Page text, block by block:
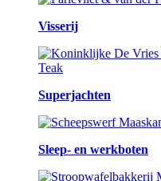
Visserij
Superjachten
Sleep- en werkboten